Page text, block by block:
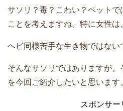
サソリ？毒？こわい？ペット
ことを考えますね。特に女性は
ヘビ同様苦手な生き物ではない
そんなサソリではありますが、
を今回ご紹介したいと思います
スポンサー